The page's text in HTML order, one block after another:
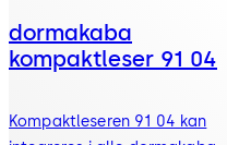
dormakaba
kompaktleser 91 04
Kompaktleseren 91 04 kan